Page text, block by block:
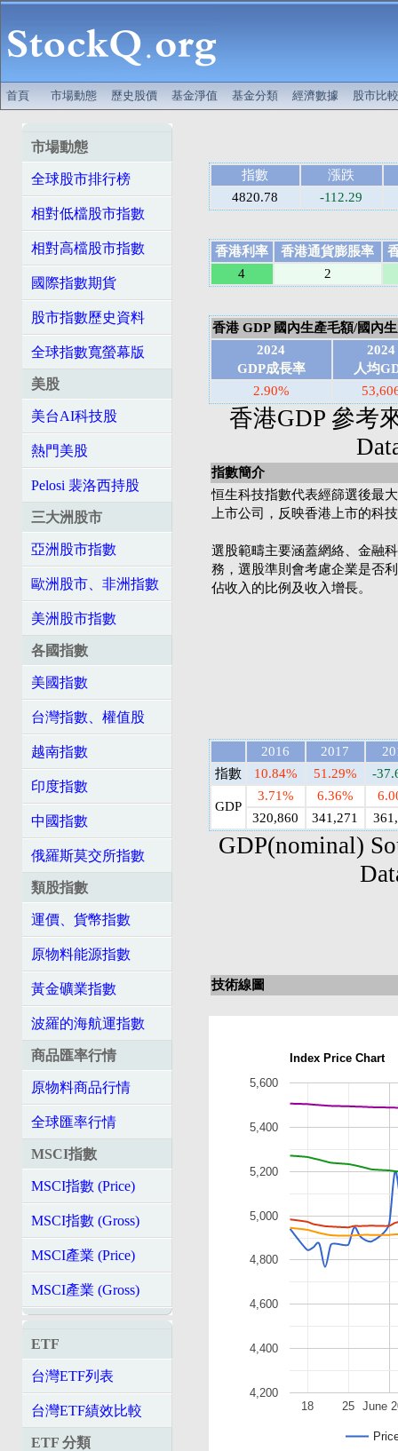
首頁 市場動態 歷史股價 基金淨值 基金分類 經濟數據 股市比較
市場動態
全球股市排行榜
相對低檔股市指數
相對高檔股市指數
國際指數期貨
股市指數歷史資料
全球指數寬螢幕版
美股
美台AI科技股
熱門美股
Pelosi 裴洛西持股
三大洲股市
亞洲股市指數
歐洲股市、非洲指數
美洲股市指數
各國指數
美國指數
台灣指數、權值股
越南指數
印度指數
中國指數
俄羅斯莫交所指數
類股指數
運價、貨幣指數
原物料能源指數
黃金礦業指數
波羅的海航運指數
商品匯率行情
原物料商品行情
全球匯率行情
MSCI指數
MSCI指數 (Price)
MSCI指數 (Gross)
MSCI產業 (Price)
MSCI產業 (Gross)
ETF
台灣ETF列表
台灣ETF績效比較
ETF 分類
指數
漲跌
4820.78
-112.29
香港利率 香港通貨膨脹率
4
2
香港 GDP 國內生產毛額/國內
2024
GDP成長率
2024
人均
2.90%
香港GDP 參考
指數簡介
恒生科技指數代表經篩選後最
上市公司，反映香港上市的科
選股範疇主要涵蓋網絡、金融
務，選股準則會考慮企業是否
佔收入的比例及收入增長。
2016 2017
指數
10.84% 51.29% -
GDP
3.71% 6.36%
320,860
341,271
GDP(nominal)
技術線圖
Index Price Chart
June
18 25
4,200
4,400
4,600
4,800
5,000
5,200
5,400
5,600